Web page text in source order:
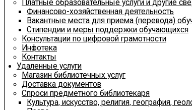
Платные образовательные услуги и другие
Финансово-хозяйственная деятельность
Вакантные места для приема (перевода)
Стипендии и меры поддержки обучающихся
Консультации по цифровой грамотности
Инфотека
Контакты
Удаленные услуги
Магазин библиотечных услуг
Доставка документов
Спроси предметного библиотекаря
Культура, искусство, религия, география,